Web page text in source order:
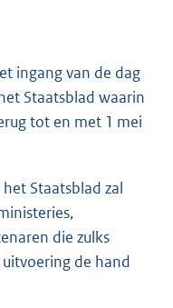
ingang van de dag
Staatsblad waarin
tot en met 1 mei
Staatsblad zal
die zulks
de hand